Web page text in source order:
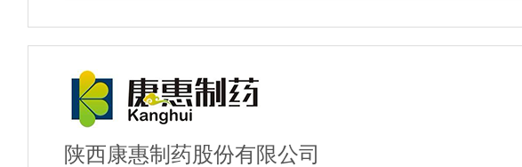
陕西康惠制药股份有限公司